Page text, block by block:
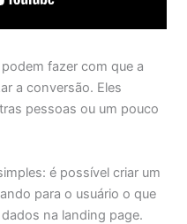
fazer com que a
a conversão. Eles
pessoas ou um pouco
é possível criar um
para o usuário o que
na landing page.